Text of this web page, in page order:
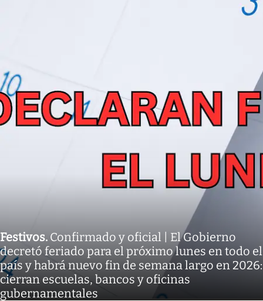
Festivos. Confirmado y oficial | El Gobierno
decretó feriado para el próximo lunes en todo el
país y habrá nuevo fin de semana largo en 2026:
cierran escuelas, bancos y oficinas
gubernamentales